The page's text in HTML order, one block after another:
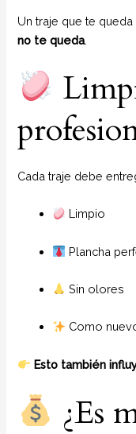
Un traje que te
no te queda.
Cada traje debe
Limpio
Plancha
Sin olores
Como
Esto también
¿Es